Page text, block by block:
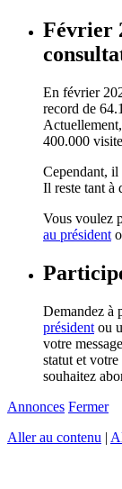
Février
En février
record de
400.000
Cependant, il
Il reste tant à
Vous voulez
au président
Demandez à
président ou
votre
statut et
souhaitez
Annonces Fermer
Aller au contenu |